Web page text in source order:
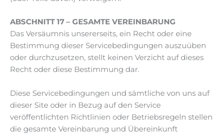
ABSCHNITT 17 – GESAMTE VEREINBARUNG
Das Versäumnis unsererseits, ein Recht oder eine
Bestimmung dieser Servicebedingungen auszuüben
oder durchzusetzen, stellt keinen Verzicht auf dieses
Recht oder diese Bestimmung dar.
Diese Servicebedingungen und sämtliche von uns auf
dieser Site oder in Bezug auf den Service
veröffentlichten Richtlinien oder Betriebsregeln stellen
die gesamte Vereinbarung und Übereinkunft